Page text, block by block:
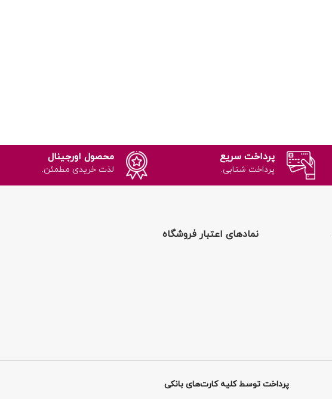
پرداخت سریع
پرداخت شتابی.
محصول اورجینال
لذت خریدی مطمئن.
نمادهای اعتبار فروشگاه
پرداخت توسط کلیه کارت‌های بانکی